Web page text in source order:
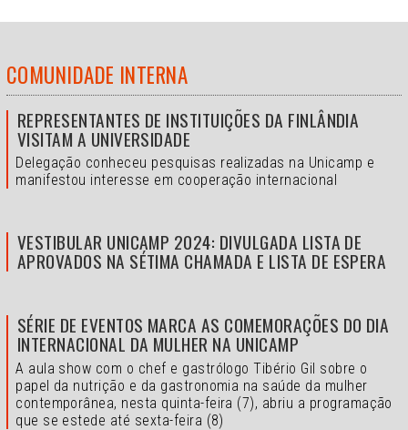
COMUNIDADE INTERNA
REPRESENTANTES DE INSTITUIÇÕES DA FINLÂNDIA
VISITAM A UNIVERSIDADE
Delegação conheceu pesquisas realizadas na Unicamp e
manifestou interesse em cooperação internacional
VESTIBULAR UNICAMP 2024: DIVULGADA LISTA DE
APROVADOS NA SÉTIMA CHAMADA E LISTA DE ESPERA
SÉRIE DE EVENTOS MARCA AS COMEMORAÇÕES DO DIA
INTERNACIONAL DA MULHER NA UNICAMP
A aula show com o chef e gastrólogo Tibério Gil sobre o
papel da nutrição e da gastronomia na saúde da mulher
contemporânea, nesta quinta-feira (7), abriu a programação
que se estede até sexta-feira (8)